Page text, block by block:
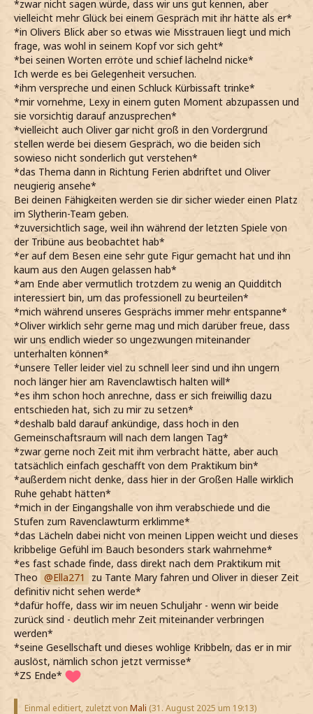
*zwar nicht sagen würde, dass wir uns gut kennen, aber
vielleicht mehr Glück bei einem Gespräch mit ihr hätte als er*
*in Olivers Blick aber so etwas wie Misstrauen liegt und mich
frage, was wohl in seinem Kopf vor sich geht*
*bei seinen Worten erröte und schief lächelnd nicke*
Ich werde es bei Gelegenheit versuchen.
*ihm verspreche und einen Schluck Kürbissaft trinke*
*mir vornehme, Lexy in einem guten Moment abzupassen und
sie vorsichtig darauf anzusprechen*
*vielleicht auch Oliver gar nicht groß in den Vordergrund
stellen werde bei diesem Gespräch, wo die beiden sich
sowieso nicht sonderlich gut verstehen*
*das Thema dann in Richtung Ferien abdriftet und Oliver
neugierig ansehe*
Bei deinen Fähigkeiten werden sie dir sicher wieder einen Platz
im Slytherin-Team geben.
*zuversichtlich sage, weil ihn während der letzten Spiele von
der Tribüne aus beobachtet hab*
*er auf dem Besen eine sehr gute Figur gemacht hat und ihn
kaum aus den Augen gelassen hab*
*am Ende aber vermutlich trotzdem zu wenig an Quidditch
interessiert bin, um das professionell zu beurteilen*
*mich während unseres Gesprächs immer mehr entspanne*
*Oliver wirklich sehr gerne mag und mich darüber freue, dass
wir uns endlich wieder so ungezwungen miteinander
unterhalten können*
*unsere Teller leider viel zu schnell leer sind und ihn ungern
noch länger hier am Ravenclawtisch halten will*
*es ihm schon hoch anrechne, dass er sich freiwillig dazu
entschieden hat, sich zu mir zu setzen*
*deshalb bald darauf ankündige, dass hoch in den
Gemeinschaftsraum will nach dem langen Tag*
*zwar gerne noch Zeit mit ihm verbracht hätte, aber auch
tatsächlich einfach geschafft von dem Praktikum bin*
*außerdem nicht denke, dass hier in der Großen Halle wirklich
Ruhe gehabt hätten*
*mich in der Eingangshalle von ihm verabschiede und die
Stufen zum Ravenclawturm erklimme*
*das Lächeln dabei nicht von meinen Lippen weicht und dieses
kribbelige Gefühl im Bauch besonders stark wahrnehme*
*es fast schade finde, dass direkt nach dem Praktikum mit
Theo
Ella271
zu Tante Mary fahren und Oliver in dieser Zeit
definitiv nicht sehen werde*
*dafür hoffe, dass wir im neuen Schuljahr - wenn wir beide
zurück sind - deutlich mehr Zeit miteinander verbringen
werden*
*seine Gesellschaft und dieses wohlige Kribbeln, das er in mir
auslöst, nämlich schon jetzt vermisse*
*ZS Ende*
Einmal editiert, zuletzt von Mali (31. August 2025 um 19:13)